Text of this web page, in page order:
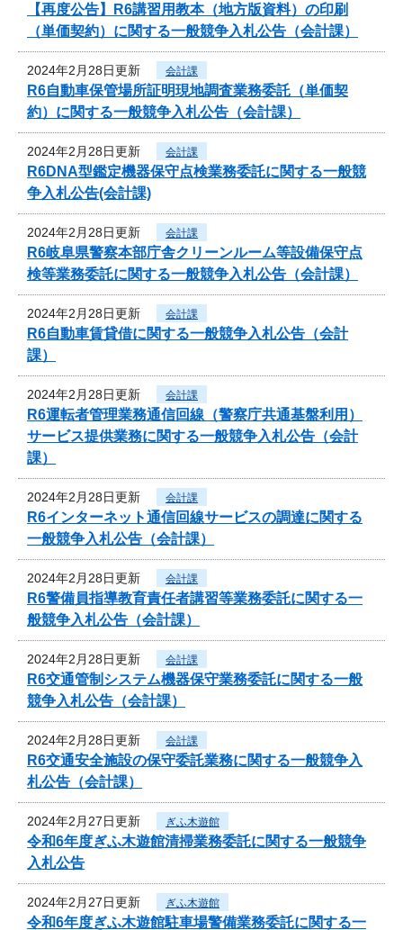
【再度公告】R6講習用教本（地方版資料）の印刷
（単価契約）に関する一般競争入札公告（会計課）
2024年2月28日更新 会計課
R6自動車保管場所証明現地調査業務委託（単価契
約）に関する一般競争入札公告（会計課）
2024年2月28日更新 会計課
R6DNA型鑑定機器保守点検業務委託に関する一般競
争入札公告(会計課)
2024年2月28日更新 会計課
R6岐阜県警察本部庁舎クリーンルーム等設備保守点
検等業務委託に関する一般競争入札公告（会計課）
2024年2月28日更新 会計課
R6自動車賃貸借に関する一般競争入札公告（会計
課）
2024年2月28日更新 会計課
R6運転者管理業務通信回線（警察庁共通基盤利用）
サービス提供業務に関する一般競争入札公告（会計
課）
2024年2月28日更新 会計課
R6インターネット通信回線サービスの調達に関する
一般競争入札公告（会計課）
2024年2月28日更新 会計課
R6警備員指導教育責任者講習等業務委託に関する一
般競争入札公告（会計課）
2024年2月28日更新 会計課
R6交通管制システム機器保守業務委託に関する一般
競争入札公告（会計課）
2024年2月28日更新 会計課
R6交通安全施設の保守委託業務に関する一般競争入
札公告（会計課）
2024年2月27日更新 ぎふ木遊館
令和6年度ぎふ木遊館清掃業務委託に関する一般競争
入札公告
2024年2月27日更新 ぎふ木遊館
令和6年度ぎふ木遊館駐車場警備業務委託に関する一